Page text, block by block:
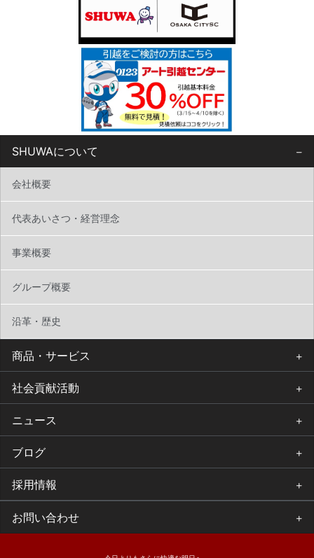
SHUWAについて
会社概要
代表あいさつ・経営理念
事業概要
グループ概要
沿革・歴史
商品・サービス
社会貢献活動
ニュース
ブログ
採用情報
お問い合わせ